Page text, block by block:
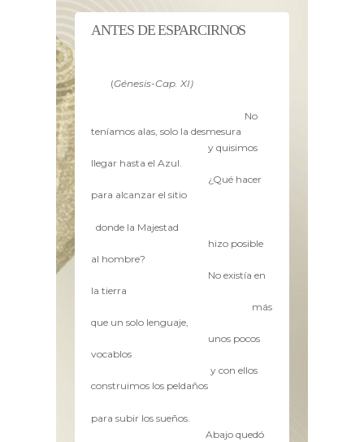
ANTES DE ESPARCIRNOS
(Génesis-Cap. XI)
No
teníamos alas, solo la desmesura
y quisimos
llegar hasta el Azul.
¿Qué hacer
para alcanzar el sitio
donde la Majestad
hizo posible
al hombre?
No existía en
la tierra
más
que un solo lenguaje,
unos pocos
vocablos
y con ellos
construimos los peldaños
para subir los sueños.
Abajo quedó